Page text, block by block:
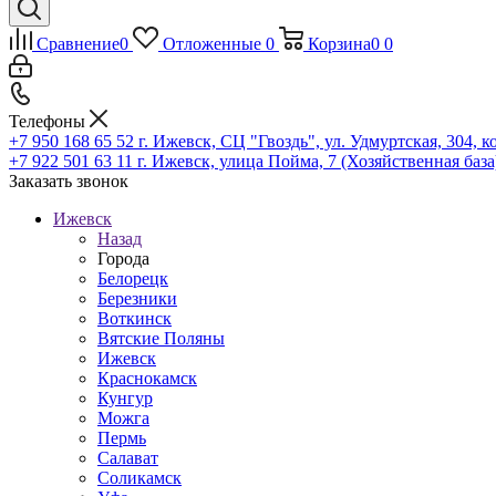
Сравнение0 Отложенные 0 Корзина0 0
Телефоны
+7 950 168 65 52 г. Ижевск, СЦ "Гвоздь", ул. Удмуртская, 304,
+7 922 501 63 11 г. Ижевск, улица Пойма, 7 (Хозяйственная
Заказать звонок
Ижевск
Назад
Города
Белорецк
Березники
Воткинск
Вятские Поляны
Ижевск
Краснокамск
Кунгур
Можга
Пермь
Салават
Соликамск